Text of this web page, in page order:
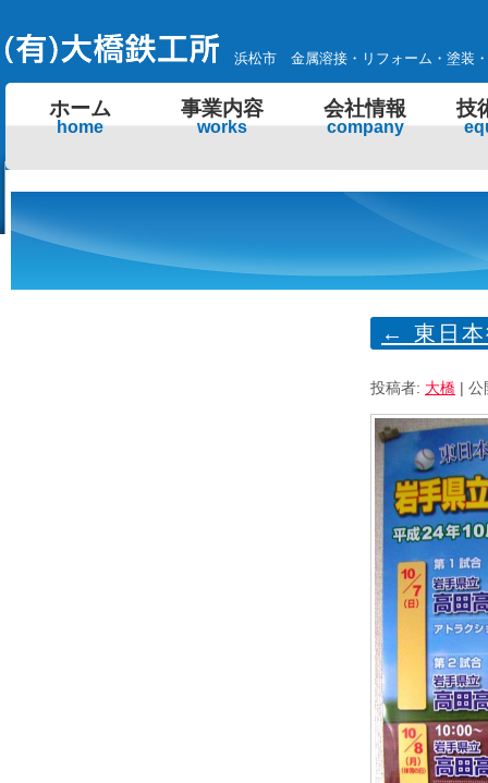
浜松市 金属溶接・リフォーム・塗装
ホーム
home
事業内容
works
会社情報
company
技
← 東日
投稿者: 大橋 | 公